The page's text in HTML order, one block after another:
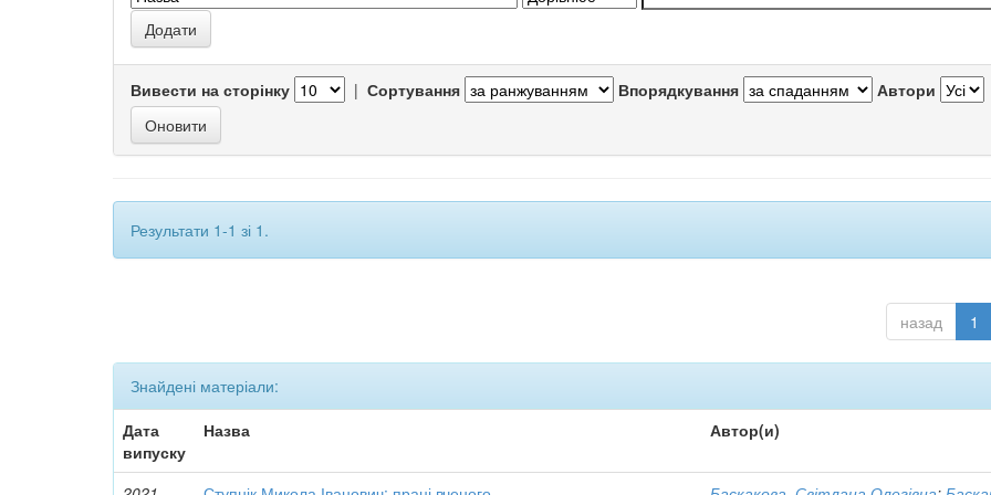
Вивести на сторінку | Сортування Впорядкування Автори
Результати 1-1 зі 1.
назад 1
Знайдені матеріали:
Дата
випуску
Назва Автор(и)